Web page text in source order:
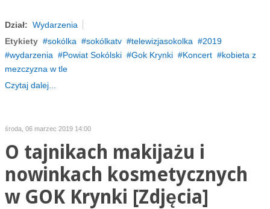
Dział: Wydarzenia
Etykiety
sokólka sokólkatv telewizjasokolka
2019
wydarzenia
Powiat Sokólski Gok Krynki Koncert
kobieta z
mezczyzna w tle
Czytaj dalej...
środa, 06 marzec 2019 14:00
O tajnikach makijażu i
nowinkach kosmetycznych
w GOK Krynki [Zdjęcia]